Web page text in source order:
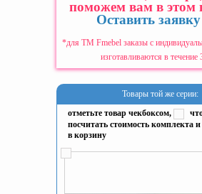
поможем вам в этом
Оставить
*для ТМ Fmebel заказы с
изготавливаются в течение
Товары той же серии:
отметьте товар чекбоксом,
посчитать стоимость комплекта и
в корзину